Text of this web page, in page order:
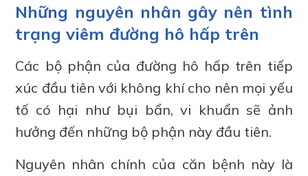
Những nguyên nhân gây nên tình
trạng viêm đường hô hấp trên
Các bộ phận của đường hô hấp trên tiếp
xúc đầu tiên với không khí cho nên mọi yếu
tố có hại như bụi bẩn, vi khuẩn sẽ ảnh
hưởng đến những bộ phận này đầu tiên.
Nguyên nhân chính của căn bệnh này là